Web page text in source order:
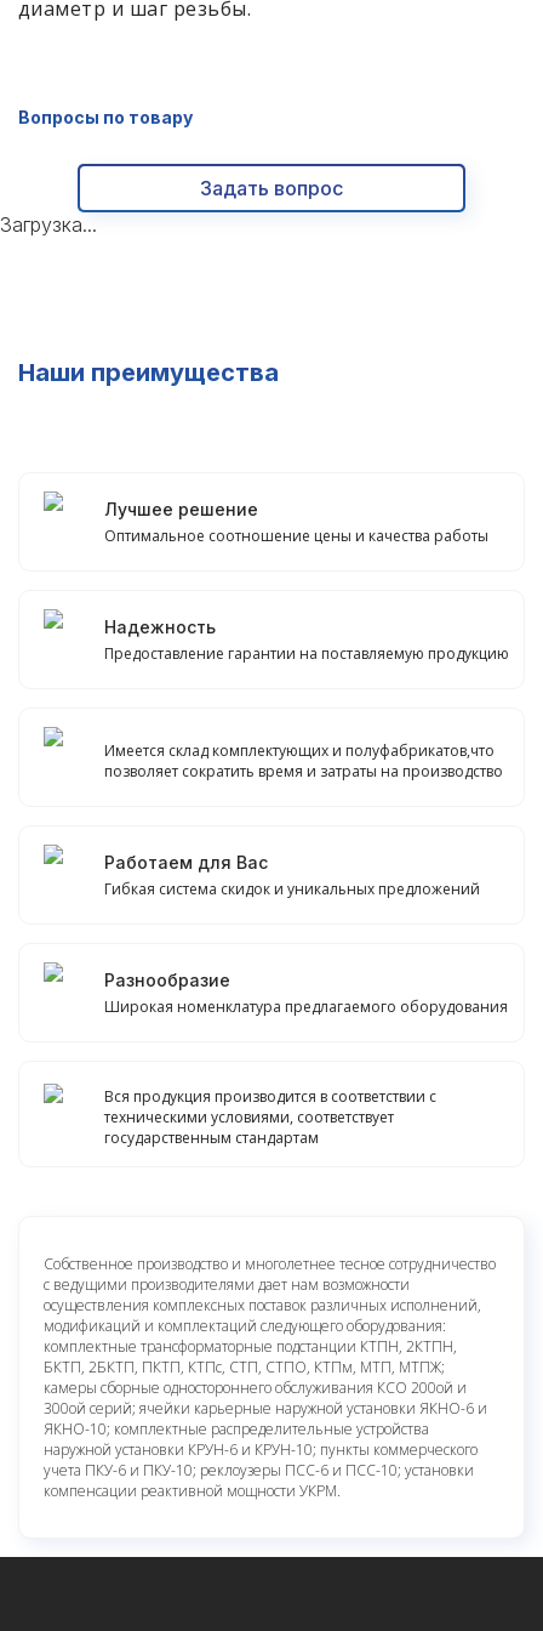
диаметр и шаг резьбы.
Вопросы по товару
Задать вопрос
Загрузка...
Наши преимущества
Лучшее решение
Оптимальное соотношение цены и качества работы
Надежность
Предоставление гарантии на поставляемую продукцию
Имеется склад комплектующих и полуфабрикатов,что
позволяет сократить время и затраты на производство
Работаем для Вас
Гибкая система скидок и уникальных предложений
Разнообразие
Широкая номенклатура предлагаемого оборудования
Вся продукция производится в соответствии с
техническими условиями, соответствует
государственным стандартам
Собственное производство и многолетнее тесное сотрудничество
с ведущими производителями дает нам возможности
осуществления комплексных поставок различных исполнений,
модификаций и комплектаций следующего оборудования:
комплектные трансформаторные подстанции КТПН, 2КТПН,
БКТП, 2БКТП, ПКТП, КТПс, СТП, СТПО, КТПм, МТП, МТПЖ;
камеры сборные одностороннего обслуживания КСО 200ой и
300ой серий; ячейки карьерные наружной установки ЯКНО-6 и
ЯКНО-10; комплектные распределительные устройства
наружной установки КРУН-6 и КРУН-10; пункты коммерческого
учета ПКУ-6 и ПКУ-10; реклоузеры ПСС-6 и ПСС-10; установки
компенсации реактивной мощности УКРМ.